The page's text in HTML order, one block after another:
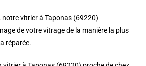
notre vitrier à Taponas (69220)
de votre vitrage de la manière la plus
réparée.